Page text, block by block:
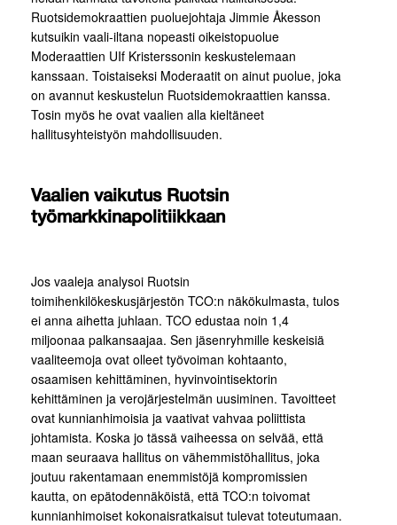
Ruotsidemokraattien puoluejohtaja Jimmie Åkesson
kutsuikin vaali-iltana nopeasti oikeistopuolue
Moderaattien UIf Kristerssonin keskustelemaan
kanssaan. Toistaiseksi Moderaatit on ainut puolue, joka
on avannut keskustelun Ruotsidemokraattien kanssa.
Tosin myös he ovat vaalien alla kieltäneet
hallitusyhteistyön mahdollisuuden.
Vaalien vaikutus Ruotsin
työmarkkinapolitiikkaan
Jos vaaleja analysoi Ruotsin
toimihenkilökeskusjärjestön TCO:n näkökulmasta, tulos
ei anna aihetta juhlaan. TCO edustaa noin 1,4
miljoonaa palkansaajaa. Sen jäsenryhmille keskeisiä
vaaliteemoja ovat olleet työvoiman kohtaanto,
osaamisen kehittäminen, hyvinvointisektorin
kehittäminen ja verojärjestelmän uusiminen. Tavoitteet
ovat kunnianhimoisia ja vaativat vahvaa poliittista
johtamista. Koska jo tässä vaiheessa on selvää, että
maan seuraava hallitus on vähemmistöhallitus, joka
joutuu rakentamaan enemmistöjä kompromissien
kautta, on epätodennäköistä, että TCO:n toivomat
kunnianhimoiset kokonaisratkaisut tulevat toteutumaan.